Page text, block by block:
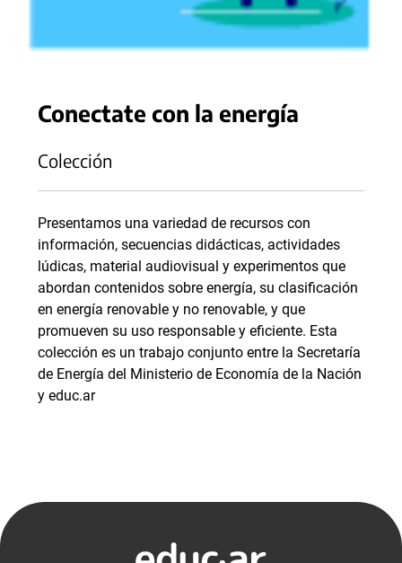
Conectate con la energía
Colección
Presentamos una variedad de recursos con
información, secuencias didácticas, actividades
lúdicas, material audiovisual y experimentos que
abordan contenidos sobre energía, su clasificación
en energía renovable y no renovable, y que
promueven su uso responsable y eficiente. Esta
colección es un trabajo conjunto entre la Secretaría
de Energía del Ministerio de Economía de la Nación
y educ.ar